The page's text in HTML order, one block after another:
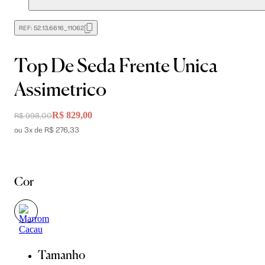
REF: 52.13.6616_11062
Top De Seda Frente Unica
Assimetrico
R$ 998,00R$ 829,00
ou 3x de R$ 276,33
Cor
Tamanho